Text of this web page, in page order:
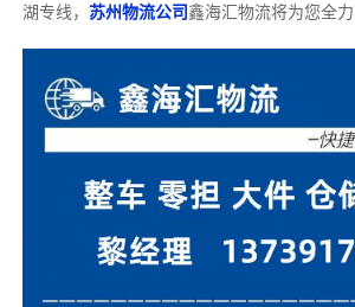
湖专线， 苏州物流公司鑫海汇物流将为您全力